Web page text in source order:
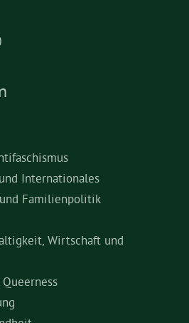
Internationales
und Familienpolitik
Wirtschaft und